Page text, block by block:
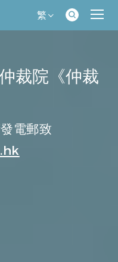
繁
裁院《仲裁
電郵致
類：